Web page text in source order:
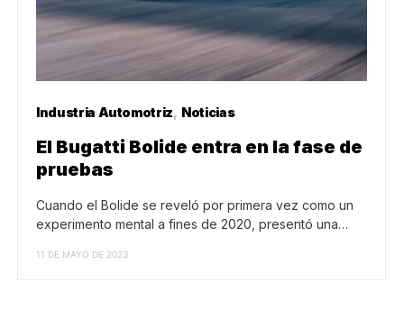
Industria Automotriz Noticias
El Bugatti Bolide entra en la fase de
pruebas
Cuando el Bolide se reveló por primera vez como un
experimento mental a fines de 2020, presentó una…
11 DE MAYO DE 2023